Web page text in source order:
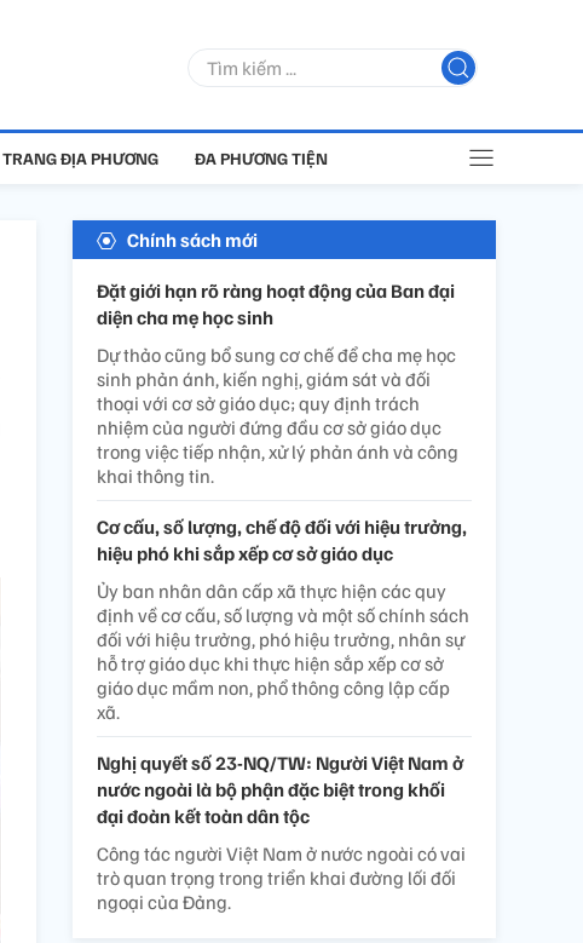
TRANG ĐỊA PHƯƠNG ĐA PHƯƠNG TIỆN
Chính sách mới
Đặt giới hạn rõ ràng hoạt động của Ban đại
diện cha mẹ học sinh
Dự thảo cũng bổ sung cơ chế để cha mẹ học
sinh phản ánh, kiến nghị, giám sát và đối
thoại với cơ sở giáo dục; quy định trách
nhiệm của người đứng đầu cơ sở giáo dục
trong việc tiếp nhận, xử lý phản ánh và công
khai thông tin.
Cơ cấu, số lượng, chế độ đối với hiệu trưởng,
hiệu phó khi sắp xếp cơ sở giáo dục
Ủy ban nhân dân cấp xã thực hiện các quy
định về cơ cấu, số lượng và một số chính sách
đối với hiệu trưởng, phó hiệu trưởng, nhân sự
hỗ trợ giáo dục khi thực hiện sắp xếp cơ sở
giáo dục mầm non, phổ thông công lập cấp
xã.
Nghị quyết số 23-NQ/TW: Người Việt Nam ở
nước ngoài là bộ phận đặc biệt trong khối
đại đoàn kết toàn dân tộc
Công tác người Việt Nam ở nước ngoài có vai
trò quan trọng trong triển khai đường lối đối
ngoại của Đảng.